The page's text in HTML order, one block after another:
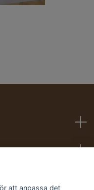
att anpassa det